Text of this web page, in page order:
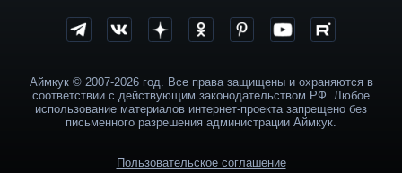
Аймкук © 2007-2026 год. Все права защищены и охраняются в
соответствии с действующим законодательством РФ. Любое
использование материалов интернет-проекта запрещено без
письменного разрешения администрации Аймкук.
Пользовательское соглашение